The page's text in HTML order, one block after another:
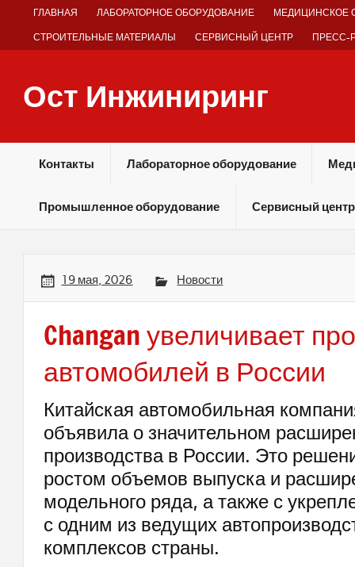
ГЛАВНАЯ ЛАБОРАТОРНОЕ ОБОРУДОВАНИЕ МЕДИЦИНСКОЕ
СТРОИТЕЛЬНЫЕ МАТЕРИАЛЫ СЕРВИСНЫЙ ЦЕНТР ПРЕСС-
Ост Инжиниринг
Контакты Лабораторное оборудование
Промышленное оборудование Сервисный центр
19 мая, 2026 Новости
Changan увеличивает
автомобилей в России
Китайская автомобильная
объявила о значительном
производства в России. Это
ростом объемов выпуска и
модельного ряда, а также с
с одним из ведущих
комплексов страны.